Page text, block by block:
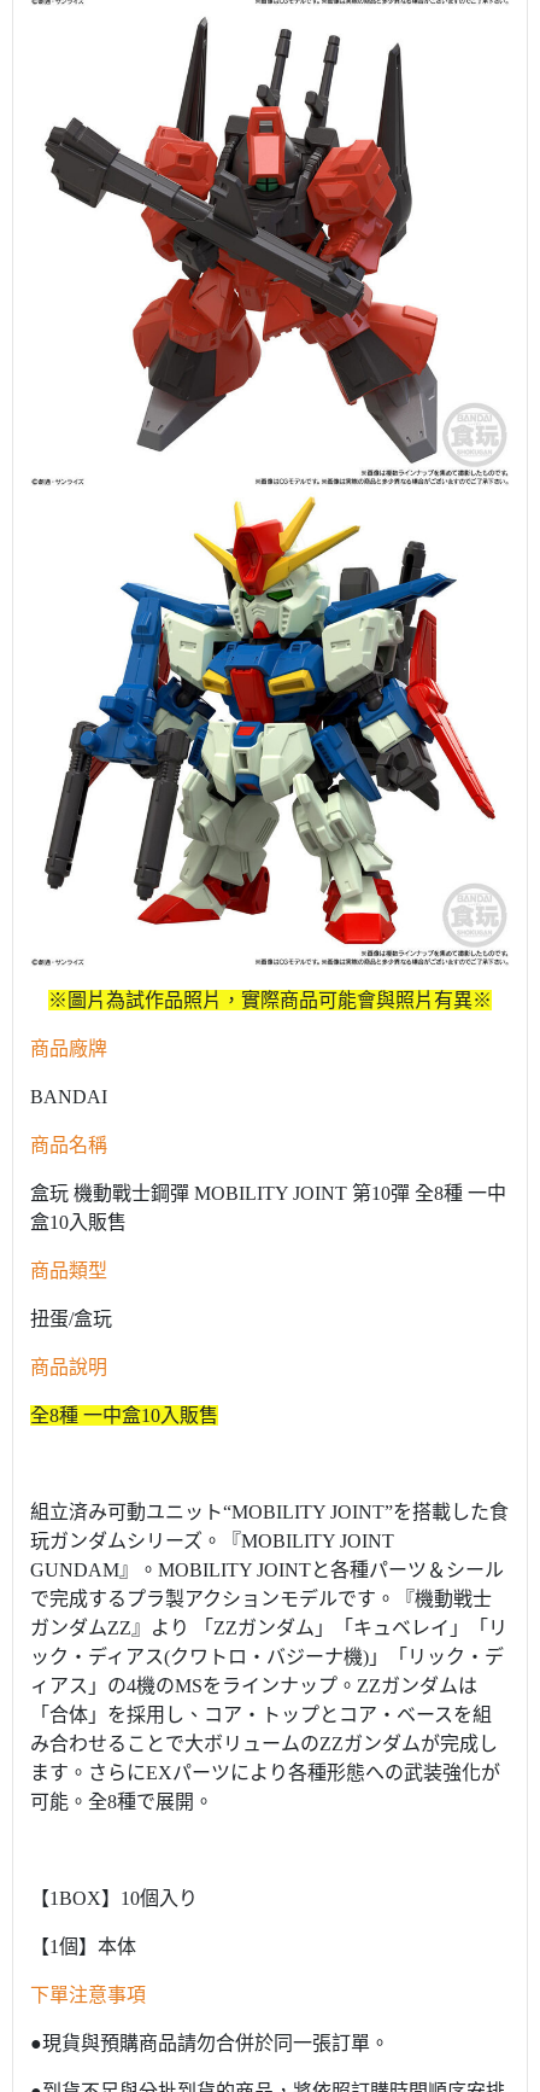
※圖片為試作品照片，實際商品可能會與照片有異※
商品廠牌
BANDAI
商品名稱
盒玩 機動戰士鋼彈 MOBILITY JOINT 第10彈 全8種 一中
盒10入販售
商品類型
扭蛋/盒玩
商品說明
全8種 一中盒10入販售
組立済み可動ユニット“MOBILITY JOINT”を搭載した食
玩ガンダムシリーズ。『MOBILITY JOINT
GUNDAM』。MOBILITY JOINTと各種パーツ＆シール
で完成するプラ製アクションモデルです。『機動戦士
ガンダムΖΖ』より 「ZZガンダム」「キュベレイ」「リ
ック・ディアス(クワトロ・バジーナ機)」「リック・デ
ィアス」の4機のMSをラインナップ。ZZガンダムは
「合体」を採用し、コア・トップとコア・ベースを組
み合わせることで大ボリュームのZZガンダムが完成し
ます。さらにEXパーツにより各種形態への武装強化が
可能。全8種で展開。
【1BOX】10個入り
【1個】本体
下單注意事項
●現貨與預購商品請勿合併於同一張訂單。